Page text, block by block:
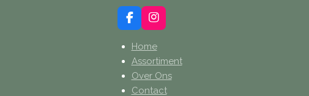
F
a
c
e
b
o
o
I
n
s
a
g
r
Home
Assortiment
Over Ons
Contact